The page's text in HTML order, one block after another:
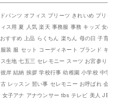
パンツ オフィス プリーツ きれいめ プリー
ス用 夏 人気 楽天 事務服 事務 キッズ 女の
すすめ 上品 らくちん 楽ちん 母の日 子育て
装 服 セット コーディネート ブランド ギフ
生地 七五三 セレモニー スーツ お宮参り 大
岸 結納 挨拶 学校行事 幼稚園 小学校 中学
レッスン 習い事 セレモニー お呼ばれ 会食
子アナ アナウンサー tbs テレビ 美人